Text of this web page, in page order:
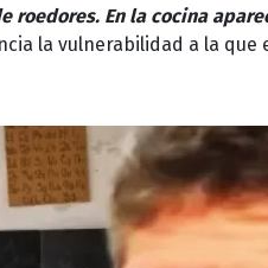
En la cocina
la vulnerabilidad a la que